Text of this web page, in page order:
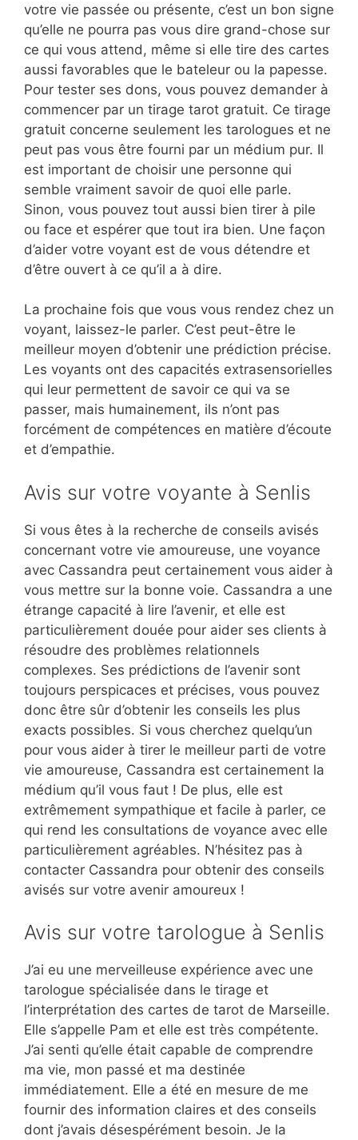
votre vie passée ou présente, c’est un bon signe
qu’elle ne pourra pas vous dire grand-chose sur
ce qui vous attend, même si elle tire des cartes
aussi favorables que le bateleur ou la papesse.
Pour tester ses dons, vous pouvez demander à
commencer par un tirage tarot gratuit. Ce tirage
gratuit concerne seulement les tarologues et ne
peut pas vous être fourni par un médium pur. Il
est important de choisir une personne qui
semble vraiment savoir de quoi elle parle.
Sinon, vous pouvez tout aussi bien tirer à pile
ou face et espérer que tout ira bien. Une façon
d’aider votre voyant est de vous détendre et
d’être ouvert à ce qu’il a à dire.
La prochaine fois que vous vous rendez chez un
voyant, laissez-le parler. C’est peut-être le
meilleur moyen d’obtenir une prédiction précise.
Les voyants ont des capacités extrasensorielles
qui leur permettent de savoir ce qui va se
passer, mais humainement, ils n’ont pas
forcément de compétences en matière d’écoute
et d’empathie.
Avis sur votre voyante à Senlis
Si vous êtes à la recherche de conseils avisés
concernant votre vie amoureuse, une voyance
avec Cassandra peut certainement vous aider à
vous mettre sur la bonne voie. Cassandra a une
étrange capacité à lire l’avenir, et elle est
particulièrement douée pour aider ses clients à
résoudre des problèmes relationnels
complexes. Ses prédictions de l’avenir sont
toujours perspicaces et précises, vous pouvez
donc être sûr d’obtenir les conseils les plus
exacts possibles. Si vous cherchez quelqu’un
pour vous aider à tirer le meilleur parti de votre
vie amoureuse, Cassandra est certainement la
médium qu’il vous faut ! De plus, elle est
extrêmement sympathique et facile à parler, ce
qui rend les consultations de voyance avec elle
particulièrement agréables. N’hésitez pas à
contacter Cassandra pour obtenir des conseils
avisés sur votre avenir amoureux !
Avis sur votre tarologue à Senlis
J’ai eu une merveilleuse expérience avec une
tarologue spécialisée dans le tirage et
l’interprétation des cartes de tarot de Marseille.
Elle s’appelle Pam et elle est très compétente.
J’ai senti qu’elle était capable de comprendre
ma vie, mon passé et ma destinée
immédiatement. Elle a été en mesure de me
fournir des information claires et des conseils
dont j’avais désespérément besoin. Je la